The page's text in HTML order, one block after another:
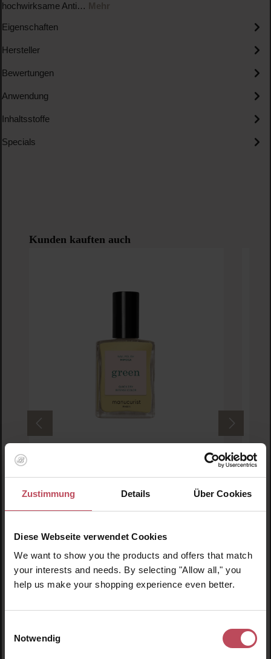
Zustimmung Details Über Cookies
Diese Webseite verwendet Cookies
We want to show you the products and offers that match
your interests and needs. By selecting "Allow all," you
help us make your shopping experience even better.
Notwendig
hochwirksame Anti… Mehr
Eigenschaften
Hersteller
Bewertungen
Anwendung
Inhaltsstoffe
Specials
Produktgalerie überspringen
Kunden kauften auch
15,35 CHF
Inkl. MwSt
Produkt Anzahl: Gib den gewünschten Wert
Produktgalerie überspringen
Kunden haben sich ebenfalls angesehen